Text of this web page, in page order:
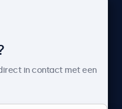
in contact met een